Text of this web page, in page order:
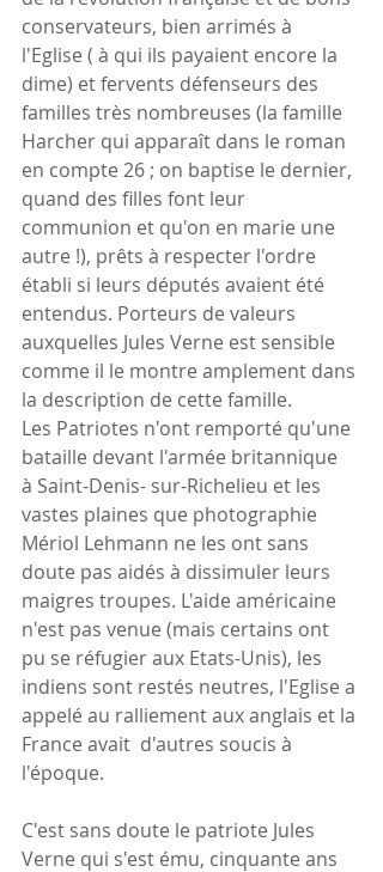
conservateurs, bien arrimés à
l'Eglise ( à qui ils payaient encore la
dime) et fervents défenseurs des
familles très nombreuses (la famille
Harcher qui apparaît dans le roman
en compte 26 ; on baptise le dernier,
quand des filles font leur
communion et qu'on en marie une
autre !), prêts à respecter l'ordre
établi si leurs députés avaient été
entendus. Porteurs de valeurs
auxquelles Jules Verne est sensible
comme il le montre amplement dans
la description de cette famille.
Les Patriotes n'ont remporté qu'une
bataille devant l'armée britannique
à Saint-Denis- sur-Richelieu et les
vastes plaines que photographie
Mériol Lehmann ne les ont sans
doute pas aidés à dissimuler leurs
maigres troupes. L'aide américaine
n'est pas venue (mais certains ont
pu se réfugier aux Etats-Unis), les
indiens sont restés neutres, l'Eglise a
appelé au ralliement aux anglais et la
France avait  d'autres soucis à
l'époque.
C'est sans doute le patriote Jules
Verne qui s'est ému, cinquante ans